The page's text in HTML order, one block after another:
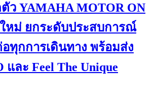
ว YAMAHA MOTOR ON
หม่ ยกระดับประสบการณ์
ทุกการเดินทาง พร้อมส่ง
และ Feel The Unique